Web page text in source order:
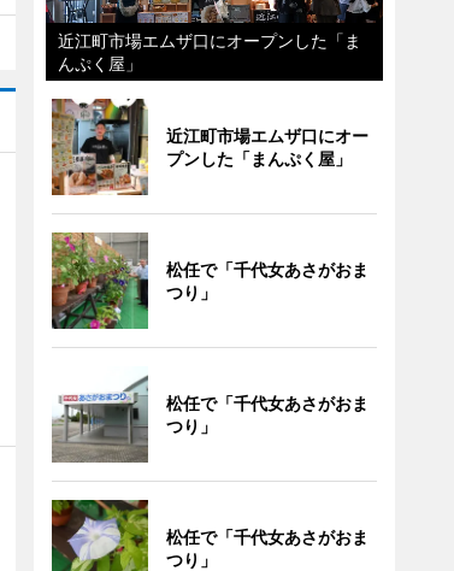
近江町市場エムザ口にオープンした「ま
んぷく屋」
近江町市場エムザ口にオー
プンした「まんぷく屋」
松任で「千代女あさがおま
つり」
松任で「千代女あさがおま
つり」
松任で「千代女あさがおま
つり」